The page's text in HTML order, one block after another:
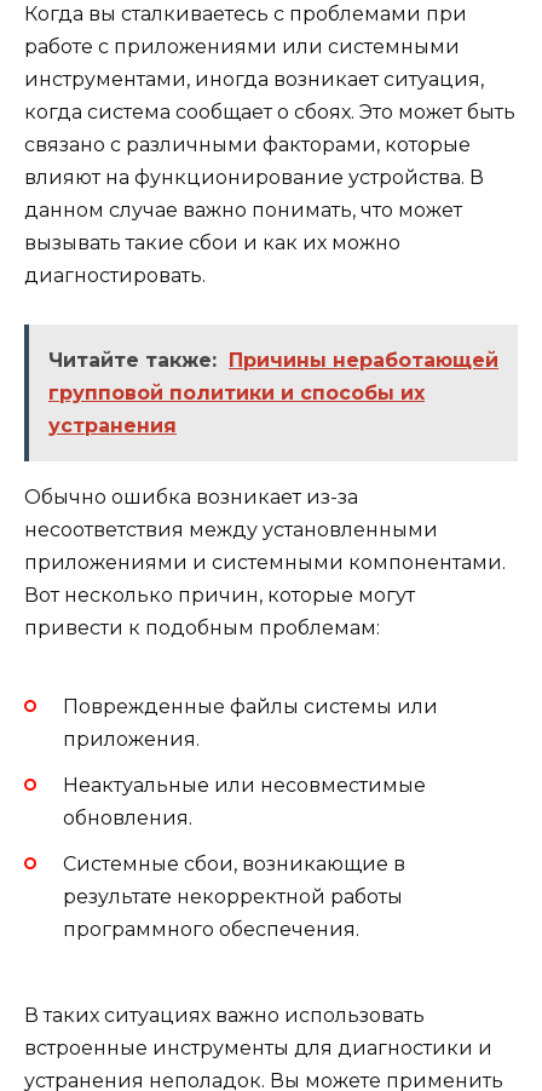
Когда вы сталкиваетесь с проблемами при
работе с приложениями или системными
инструментами, иногда возникает ситуация,
когда система сообщает о сбоях. Это может быть
связано с различными факторами, которые
влияют на функционирование устройства. В
данном случае важно понимать, что может
вызывать такие сбои и как их можно
диагностировать.
Читайте также: Причины неработающей
групповой политики и способы их
устранения
Обычно ошибка возникает из-за
несоответствия между установленными
приложениями и системными компонентами.
Вот несколько причин, которые могут
привести к подобным проблемам:
Поврежденные файлы системы или
приложения.
Неактуальные или несовместимые
обновления.
Системные сбои, возникающие в
результате некорректной работы
программного обеспечения.
В таких ситуациях важно использовать
встроенные инструменты для диагностики и
устранения неполадок. Вы можете применить